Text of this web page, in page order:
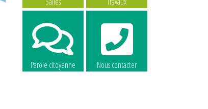
Parole citoyenne Nous contacter